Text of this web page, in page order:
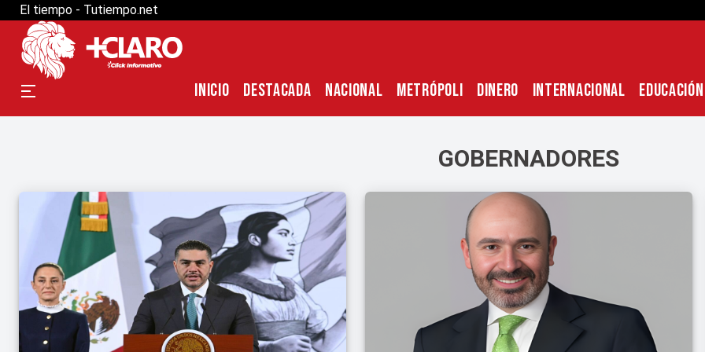
El tiempo - Tutiempo.net
INICIO DESTACADA NACIONAL METRÓPOLI DINERO INTERNACIONAL EDUCACIÓN
GOBERNADORES